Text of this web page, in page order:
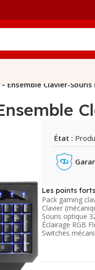
Ensemble Clavier-
État :
Les points forts
Pack gaming
Clavier
Souris optique
Éclairage RGB
Switches